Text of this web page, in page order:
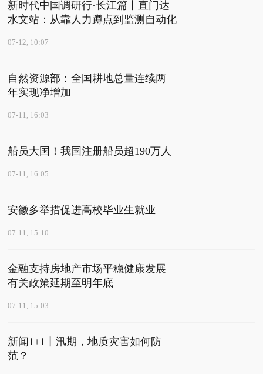
新时代中国调研行·长江篇丨直门达
水文站：从靠人力蹲点到监测自动化
07-12, 10:07
自然资源部：全国耕地总量连续两
年实现净增加
07-11, 16:03
船员大国！我国注册船员超190万人
07-11, 16:05
安徽多举措促进高校毕业生就业
07-11, 15:10
金融支持房地产市场平稳健康发展
有关政策延期至明年底
07-11, 15:03
新闻1+1丨汛期，地质灾害如何防
范？